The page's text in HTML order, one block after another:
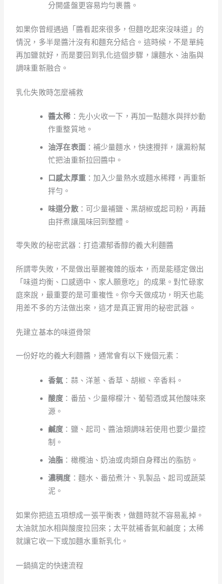
分開盛盤更容易均勻裹醬。
如果你曾經遇過「醬看起來很多，但麵吃起來沒味道」的
情況，多半是醬汁沒有和麵充分結合。這時候，不是單純
再加鹽就好，而是要回到乳化這個步驟，讓麵水、油脂與
調味重新融合。
乳化失敗時怎麼補救
醬太稀 ：先小火收一下，再加一點麵水與拌炒動
作重整質地。
油浮在表面：補少量麵水，快速攪拌，讓澱粉幫
忙把油重新拉回醬中。
口感太厚重：加入少量熱水或麵水稀釋，再重新
拌勻。
味道分散：可少量補鹽、黑胡椒或起司粉，再藉
由拌煮讓風味回到整體。
零失敗的秘密武器：打造濃郁香醇的義大利麵醬
所謂零失敗，不是做出華麗複雜的版本，而是能穩定做出
「味道均衡、口感適中、家人願意吃」的成果。對忙碌家
庭來說，最重要的是可重複性。你今天做成功，明天也能
用差不多的方法做出來，這才是真正實用的秘密武器。
先建立基本的味道骨架
一份好吃的義大利麵醬，通常會有以下幾個元素：
香氣 ：蒜、洋蔥、香草、胡椒、辛香料。
酸度 ：番茄、少量檸檬汁、葡萄酒或其他酸味來
源。
鹹度 ：鹽、起司、醬油類調味若使用也要少量控
制。
油脂 ：橄欖油、奶油或肉類自身釋出的脂肪。
濃稠度 ：麵水、番茄煮汁、乳製品、起司或蔬菜
泥。
如果你把這五項想成一張平衡表，做麵時就不容易亂掉。
太油就加水相與酸度拉回來；太平就補香氣和鹹度；太稀
就讓它收一下或加麵水重新乳化。
一鍋搞定的快速流程